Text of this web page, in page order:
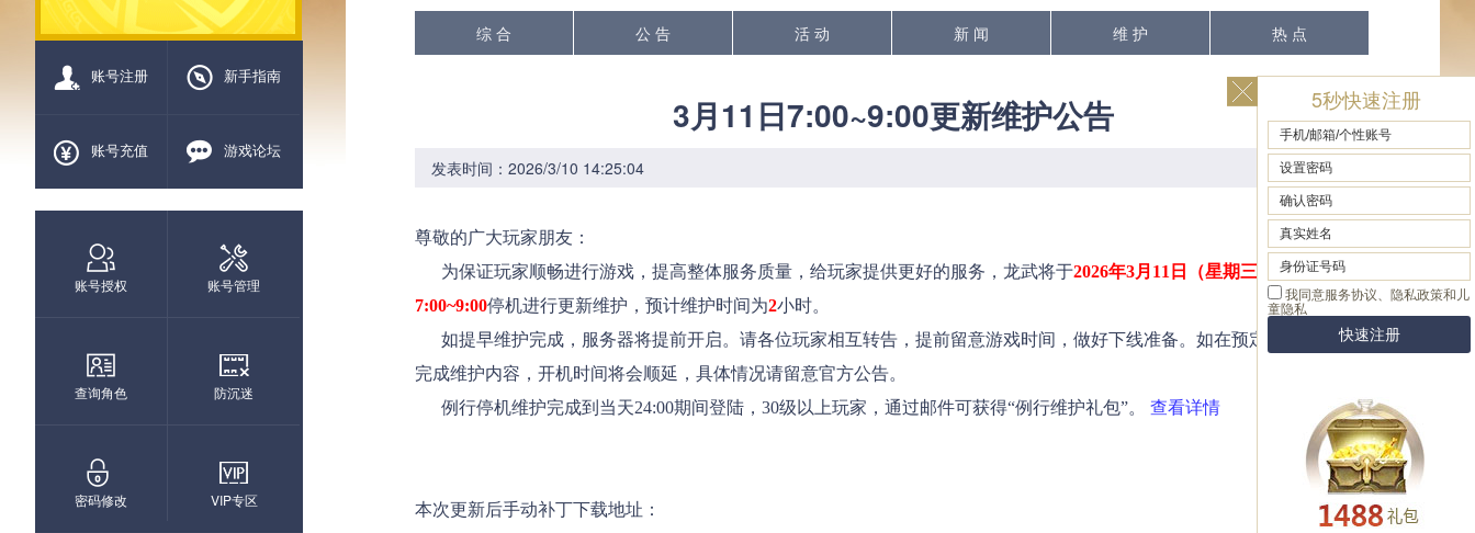
账号注册 新手指南
账号充值 游戏论坛
账号授权 账号管理
查询角色 防沉迷
密码修改 VIP专区
综 合 公 告 活 动 新 闻 维 护 热 点
3月11日7:00~9:00更新维护公告
发表时间：2026/3/10 14:25:04
尊敬的广大玩家朋友：
为保证玩家顺畅进行游戏，提高整体服务质量，给玩家提供更好的服务，龙武将于2026年3月11日（星期三）上午
7:00~9:00停机进行更新维护，预计维护时间为2小时。
如提早维护完成，服务器将提前开启。请各位玩家相互转告，提前留意游戏时间，做好下线准备。如在预定时间内无法
完成维护内容，开机时间将会顺延，具体情况请留意官方公告。
例行停机维护完成到当天24:00期间登陆，30级以上玩家，通过邮件可获得“例行维护礼包”。 查看详情
本次更新后手动补丁下载地址：
5秒快速注册